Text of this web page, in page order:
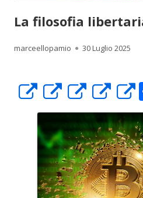
La filosofia
Autore
marceellopamio Pubblicato
30 Luglio 2025
Apre
in
una
nuova
finestra
Apre
in
una
nuova
finestra
Apre
in
una
nuova
in
una